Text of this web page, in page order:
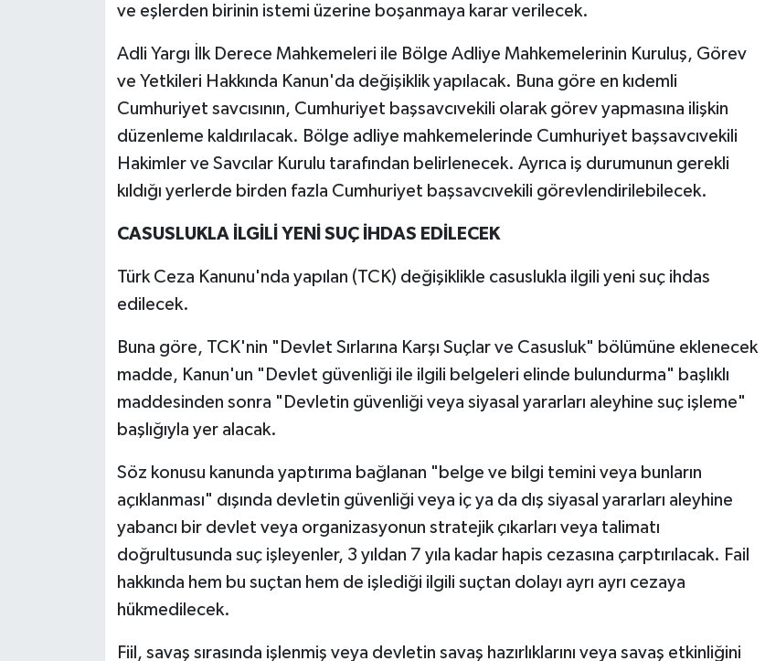
ve eşlerden birinin istemi üzerine boşanmaya karar verilecek.
Adli Yargı İlk Derece Mahkemeleri ile Bölge Adliye Mahkemelerinin Kuruluş, Görev
ve Yetkileri Hakkında Kanun'da değişiklik yapılacak. Buna göre en kıdemli
Cumhuriyet savcısının, Cumhuriyet başsavcıvekili olarak görev yapmasına ilişkin
düzenleme kaldırılacak. Bölge adliye mahkemelerinde Cumhuriyet başsavcıvekili
Hakimler ve Savcılar Kurulu tarafından belirlenecek. Ayrıca iş durumunun gerekli
kıldığı yerlerde birden fazla Cumhuriyet başsavcıvekili görevlendirilebilecek.
CASUSLUKLA İLGİLİ YENİ SUÇ İHDAS EDİLECEK
Türk Ceza Kanunu'nda yapılan (TCK) değişiklikle casuslukla ilgili yeni suç ihdas
edilecek.
Buna göre, TCK'nin "Devlet Sırlarına Karşı Suçlar ve Casusluk" bölümüne eklenecek
madde, Kanun'un "Devlet güvenliği ile ilgili belgeleri elinde bulundurma" başlıklı
maddesinden sonra "Devletin güvenliği veya siyasal yararları aleyhine suç işleme"
başlığıyla yer alacak.
Söz konusu kanunda yaptırıma bağlanan "belge ve bilgi temini veya bunların
açıklanması" dışında devletin güvenliği veya iç ya da dış siyasal yararları aleyhine
yabancı bir devlet veya organizasyonun stratejik çıkarları veya talimatı
doğrultusunda suç işleyenler, 3 yıldan 7 yıla kadar hapis cezasına çarptırılacak. Fail
hakkında hem bu suçtan hem de işlediği ilgili suçtan dolayı ayrı ayrı cezaya
hükmedilecek.
Fiil, savaş sırasında işlenmiş veya devletin savaş hazırlıklarını veya savaş etkinliğini